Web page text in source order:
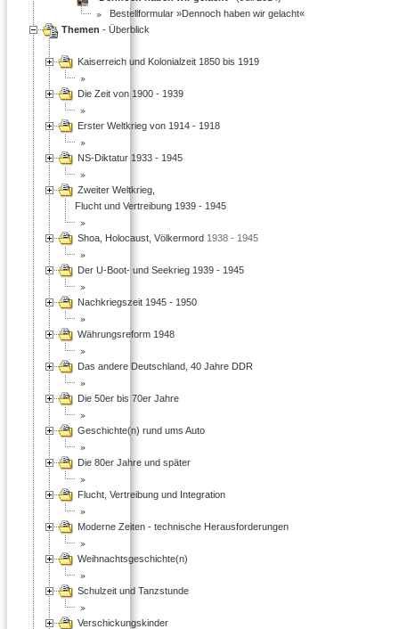
Bestellformular »Dennoch haben wir gelacht«
Themen - Überblick
Kaiserreich und Kolonialzeit 1850 bis 1919
Die Zeit von 1900 - 1939
Erster Weltkrieg von 1914 - 1918
NS-Diktatur 1933 - 1945
Zweiter Weltkrieg,
Flucht und Vertreibung 1939 - 1945
Shoa, Holocaust, Völkermord 1938 - 1945
Der U-Boot- und Seekrieg 1939 - 1945
Nachkriegszeit 1945 - 1950
Währungsreform 1948
Das andere Deutschland, 40 Jahre DDR
Die 50er bis 70er Jahre
Geschichte(n) rund ums Auto
Die 80er Jahre und später
Flucht, Vertreibung und Integration
Moderne Zeiten - technische Herausforderungen
Weihnachtsgeschichte(n)
Schulzeit und Tanzstunde
Verschickungskinder